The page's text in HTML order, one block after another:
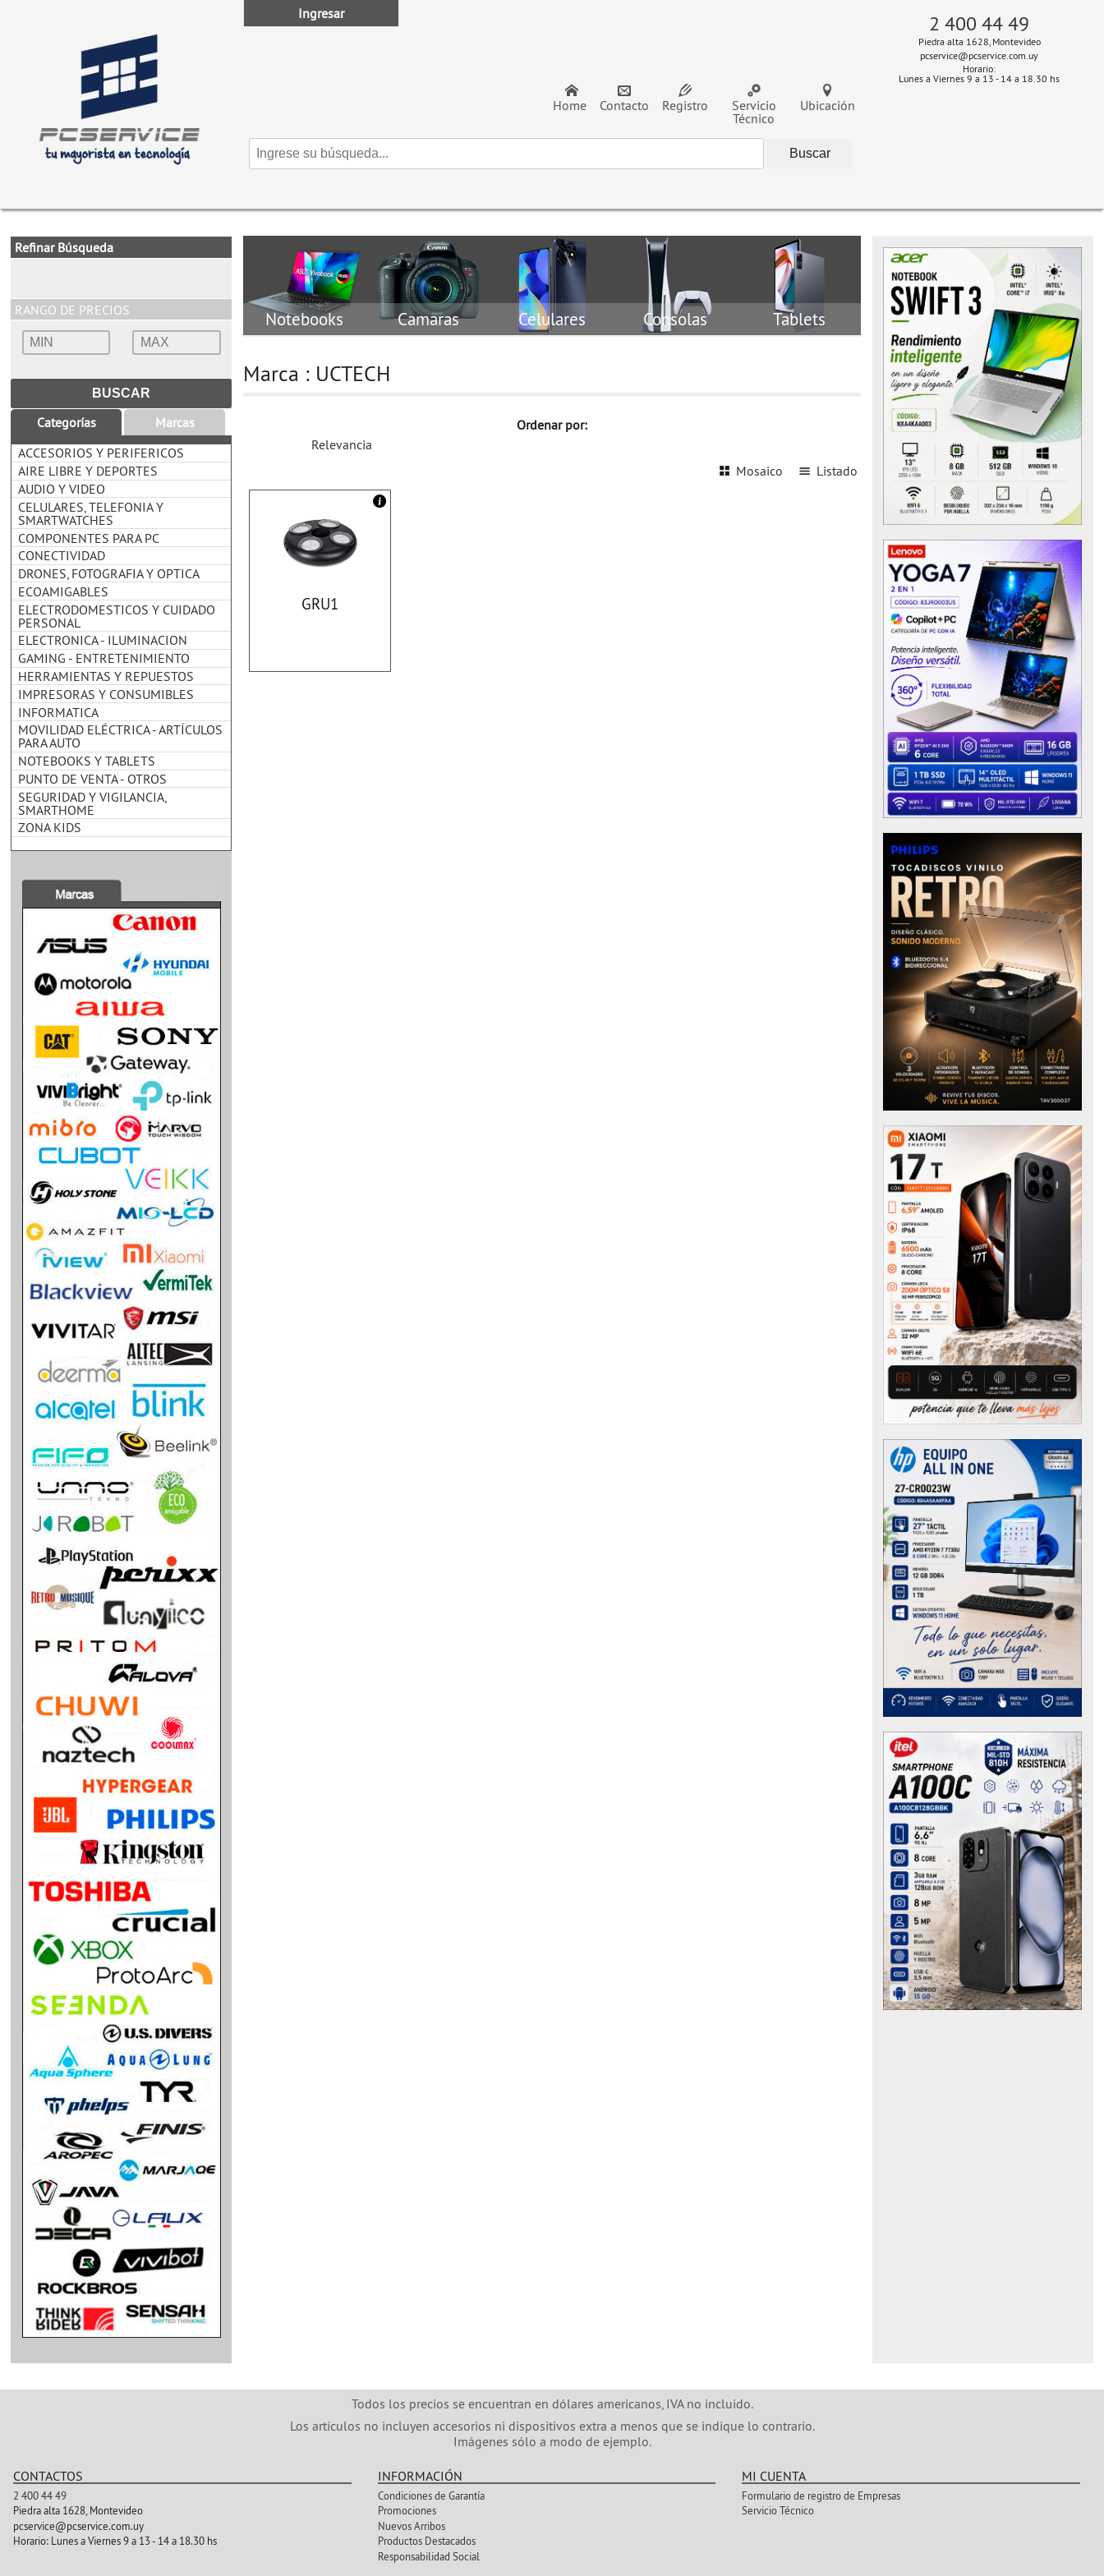
Ubicación
Servicio
Técnico
Registro
Contacto
Home
Ingresar 2 400 44 49
Piedra alta 1628, Montevideo
pcservice@pcservice.com.uy
Horario:
Lunes a Viernes 9 a 13 - 14 a 18.30 hs
Refinar Búsqueda
RANGO DE PRECIOS
Categorías
Marcas
ACCESORIOS Y PERIFERICOS
AIRE LIBRE Y DEPORTES
AUDIO Y VIDEO
CELULARES, TELEFONIA Y
SMARTWATCHES
COMPONENTES PARA PC
CONECTIVIDAD
DRONES, FOTOGRAFIA Y OPTICA
ECOAMIGABLES
ELECTRODOMESTICOS Y CUIDADO
PERSONAL
ELECTRONICA - ILUMINACION
GAMING - ENTRETENIMIENTO
HERRAMIENTAS Y REPUESTOS
IMPRESORAS Y CONSUMIBLES
INFORMATICA
MOVILIDAD ELÉCTRICA - ARTÍCULOS
PARA AUTO
NOTEBOOKS Y TABLETS
PUNTO DE VENTA - OTROS
SEGURIDAD Y VIGILANCIA,
SMARTHOME
ZONA KIDS
Notebooks Camaras Celulares Consolas Tablets
Marca : UCTECH
Ordenar por:
Relevancia
Listado
Mosaico
GRU1
Todos los precios se encuentran en dólares americanos, IVA no incluido.
Los artículos no incluyen accesorios ni dispositivos extra a menos que se indique lo contrario.
Imágenes sólo a modo de ejemplo.
CONTACTOS
2 400 44 49
Piedra alta 1628, Montevideo
pcservice@pcservice.com.uy
Horario: Lunes a Viernes 9 a 13 - 14 a 18.30 hs
INFORMACIÓN
Condiciones de Garantía
Promociones
Nuevos Arribos
Productos Destacados
Responsabilidad Social
MI CUENTA
Formulario de registro de Empresas
Servicio Técnico